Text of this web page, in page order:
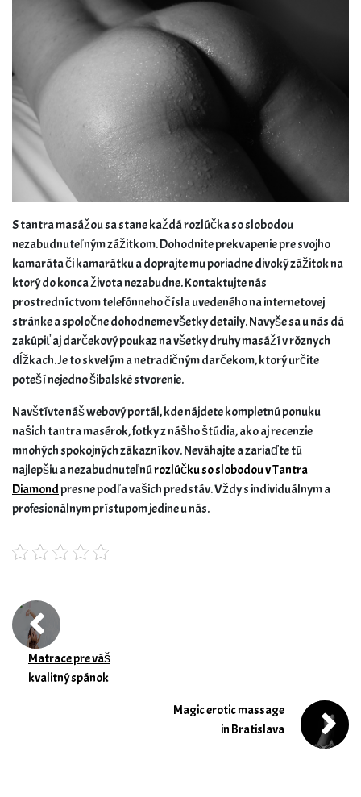
S tantra masážou sa stane každá rozlúčka so slobodou
nezabudnuteľným zážitkom. Dohodnite prekvapenie pre svojho
kamaráta či kamarátku a doprajte mu poriadne divoký zážitok na
ktorý do konca života nezabudne. Kontaktujte nás
prostredníctvom telefónneho čísla uvedeného na internetovej
stránke a spoločne dohodneme všetky detaily. Navyše sa u nás dá
zakúpiť aj darčekový poukaz na všetky druhy masáží v rôznych
dĺžkach. Je to skvelým a netradičným darčekom, ktorý určite
poteší nejedno šibalské stvorenie.
Navštívte náš webový portál, kde nájdete kompletnú ponuku
našich tantra masérok, fotky z nášho štúdia, ako aj recenzie
mnohých spokojných zákazníkov. Neváhajte a zariaďte tú
najlepšiu a nezabudnuteľnúrozlúčku so slobodou v Tantra
Diamondpresne podľa vašich predstáv. Vždy s individuálnym a
profesionálnym prístupom jedine u nás.
Matrace pre váš
kvalitný spánok
Magic erotic massage
in Bratislava